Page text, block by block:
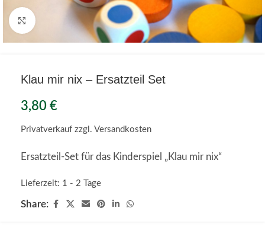
Klick zu Vergrößern
Klau mir nix – Ersatzteil Set
3,80 €
Privatverkauf zzgl. Versandkosten
Ersatzteil-Set für das Kinderspiel „Klau mir nix“
Lieferzeit: 1 - 2 Tage
Share: